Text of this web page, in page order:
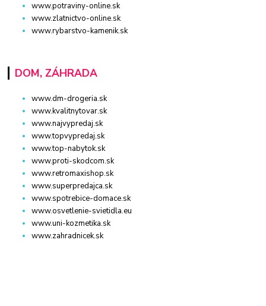
www.potraviny-online.sk
www.zlatnictvo-online.sk
www.rybarstvo-kamenik.sk
DOM, ZÁHRADA
www.dm-drogeria.sk
www.kvalitnytovar.sk
www.najvypredaj.sk
www.topvypredaj.sk
www.top-nabytok.sk
www.proti-skodcom.sk
www.retromaxishop.sk
www.superpredajca.sk
www.spotrebice-domace.sk
www.osvetlenie-svietidla.eu
www.uni-kozmetika.sk
www.zahradnicek.sk